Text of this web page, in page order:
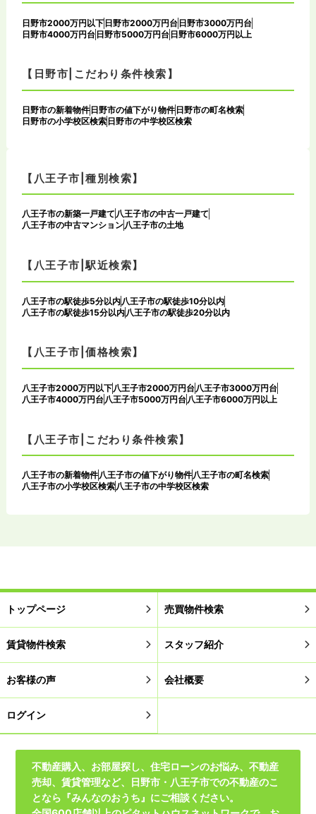
日野市2000万円以下日野市2000万円台日野市3000万円台
日野市4000万円台日野市5000万円台日野市6000万円以上
【日野市|こだわり条件検索】
日野市の新着物件 日野市の値下がり物件 日野市の町名検索
日野市の小学校区検索 日野市の中学校区検索
【八王子市|種別検索】
八王子市の新築一戸建て 八王子市の中古一戸建て
八王子市の中古マンション八王子市の土地
【八王子市|駅近検索】
八王子市の駅徒歩5分以内 八王子市の駅徒歩10分以内
八王子市の駅徒歩15分以内 八王子市の駅徒歩20分以内
【八王子市|価格検索】
八王子市2000万円以下八王子市2000万円台八王子市3000万円台
八王子市4000万円台八王子市5000万円台八王子市6000万円以上
【八王子市|こだわり条件検索】
八王子市の新着物件八王子市の値下がり物件八王子市の町名検索
八王子市の小学校区検索八王子市の中学校区検索
トップページ 売買物件検索
賃貸物件検索 スタッフ紹介
お客様の声 会社概要
ログイン
不動産購入、お部屋探し、住宅ローンのお悩み、不動産
売却、賃貸管理など、日野市・八王子市での不動産のこ
となら『みんなのおうち』にご相談ください。